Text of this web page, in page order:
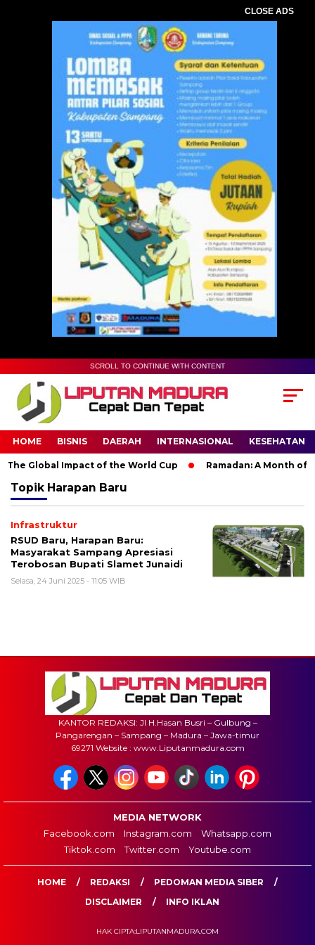
CLOSE ADS
SCROLL TO CONTINUE WITH CONTENT
HOME BISNIS DAERAH INTERNASIONAL KESEHATAN
Global Impact of the World Cup Ramadan: A Month of
Topik Harapan Baru
Infrastruktur
RSUD Baru, Harapan Baru:
Masyarakat Sampang Apresiasi
Terobosan Bupati Slamet Junaidi
Selasa, 24 Juni 2025 - 11:05 WIB
KANTOR REDAKSI: Jl H.Hasan Busri – Gulbung –
Pangarengan – Sampang – Madura – Jawa-timur
69271 Website : www.Liputanmadura.com
MEDIA NETWORK
Facebook.com
Instagram.com
Whatsapp.com
Tiktok.com
Twitter.com Youtube.com
HOME REDAKSI
PEDOMAN MEDIA SIBER
DISCLAIMER
INFO IKLAN
HAK CIPTA:LIPUTANMADURA.COM